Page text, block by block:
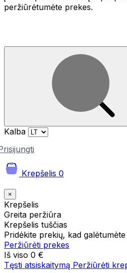
peržiūrėtumėte prekes.
Kalba
Krepšelis 0
×
Krepšelis
Greita peržiūra
Krepšelis tuščias
Pridėkite prekių, kad galėtumėte
Peržiūrėti prekes
Iš viso 0 €
Tęsti atsiskaitymą Peržiūrėti